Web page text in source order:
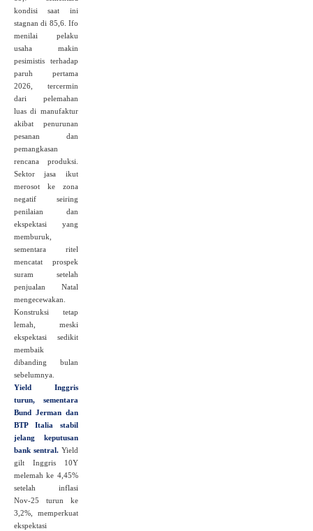
kondisi saat ini
stagnan di 85,6. Ifo
menilai pelaku
usaha makin
pesimistis terhadap
paruh pertama
2026, tercermin
dari pelemahan
luas di manufaktur
akibat penurunan
pesanan dan
pemangkasan
rencana produksi.
Sektor jasa ikut
merosot ke zona
negatif seiring
penilaian dan
ekspektasi yang
memburuk,
sementara ritel
mencatat prospek
suram setelah
penjualan Natal
mengecewakan.
Konstruksi tetap
lemah, meski
ekspektasi sedikit
membaik
dibanding bulan
sebelumnya.
Yield Inggris
turun, sementara
Bund Jerman dan
BTP Italia stabil
jelang keputusan
bank sentral. Yield
gilt Inggris 10Y
melemah ke 4,45%
setelah inflasi
Nov‑25 turun ke
3,2%, memperkuat
ekspektasi